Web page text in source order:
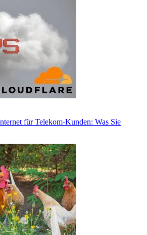
für Telekom-Kunden: Was Sie